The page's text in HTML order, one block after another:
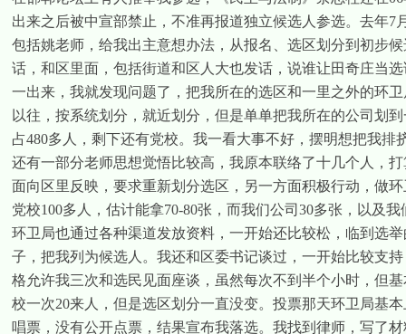
出来之后被中宣部禁止，不准再报道独立候选人参选。去年7
包括姚老师，给我出主意想办法，从报名、选区划分到初步
话，和区里面，包括街道和区人大也发话，说谁让田奇庄当
一出来，我就发现问题了，把我所在的选区和一里之外的环
以往，按系统划分，就近划分，但是单单把我所在的公司划
占480多人，剩下还有党校。我一看大事不好，摆明想把我
还有一部分老师思想觉悟比较高，我原本联络了十几个人，
面向区里反映，要求重新划分选区，另一方面积极行动，做
党校100多人，估计能拿70-80张，而我们公司 30多张，以及我
环卫局也通过各种渠道发放资料，一开始还比较松，临到选
子，把我列为候选人。我还和区委书记谈过，一开始比较支
格允许我三次和选民见面座谈，虽然每次不到半个小时，但
校一次20来人，但是选区划分一直没变。投票那天环卫局基
唱票，没有公开点票，结果宣布我落选。我找到律师，写了